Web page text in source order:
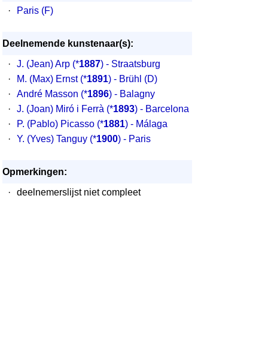
·
Paris (F)
Deelnemende kunstenaar(s):
·
J. (Jean) Arp (*1887) - Straatsburg
·
M. (Max) Ernst (*1891) - Brühl (D)
·
André Masson (*1896) - Balagny
·
J. (Joan) Miró i Ferrà (*1893) - Barcelona
·
P. (Pablo) Picasso (*1881) - Málaga
·
Y. (Yves) Tanguy (*1900) - Paris
Opmerkingen:
·
deelnemerslijst niet compleet